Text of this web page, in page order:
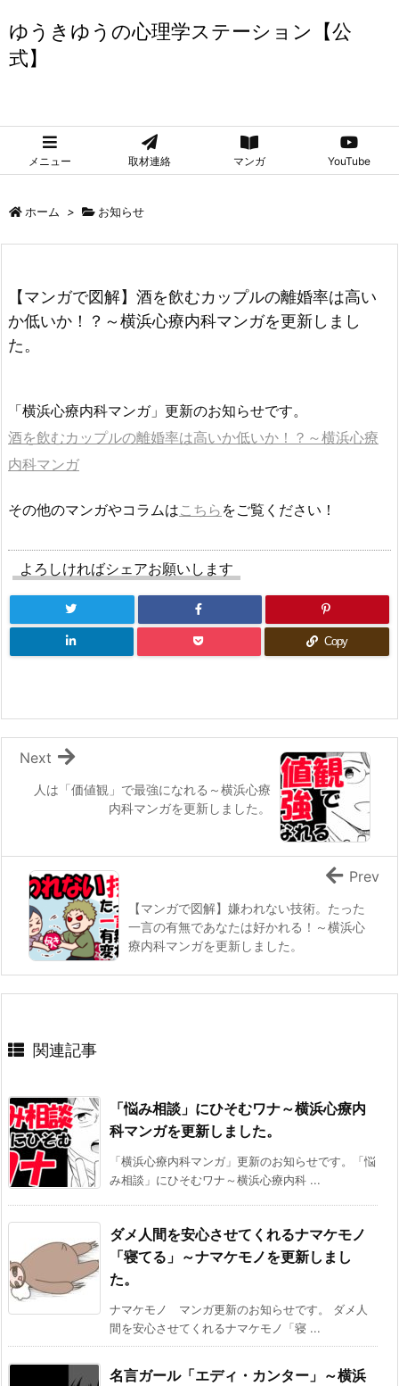
ゆうきゆうの心理学ステーション【公
式】
メニュー 取材連絡 マンガ YouTube
ホーム > お知らせ
【マンガで図解】酒を飲むカップルの離婚率は高い
か低いか！？～横浜心療内科マンガを更新しまし
た。
「横浜心療内科マンガ」更新のお知らせです。
酒を飲むカップルの離婚率は高いか低いか！？～横浜心療
内科マンガ
その他のマンガやコラムはこちら をご覧ください！
よろしければシェアお願いします
Copy
人は「価値観」で最強になれる～横浜心療
内科マンガを更新しました。
Next
【マンガで図解】嫌われない技術。たった
一言の有無であなたは好かれる！～横浜心
療内科マンガを更新しました。
Prev
関連記事
「悩み相談」にひそむワナ～横浜心療内
科マンガを更新しました。
「横浜心療内科マンガ」更新のお知らせです。「悩
み相談」にひそむワナ～横浜心療内科 ...
ダメ人間を安心させてくれるナマケモノ
「寝てる」～ナマケモノを更新しまし
た。
ナマケモノ マンガ更新のお知らせです。 ダメ人
間を安心させてくれるナマケモノ「寝 ...
名言ガール「エディ・カンター」～横浜